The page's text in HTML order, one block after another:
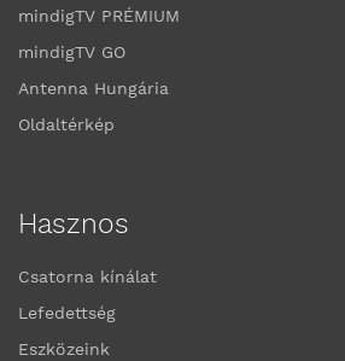
mindigTV PRÉMIUM
mindigTV GO
Antenna Hungária
Oldaltérkép
Hasznos
Csatorna kínálat
Lefedettség
Eszközeink